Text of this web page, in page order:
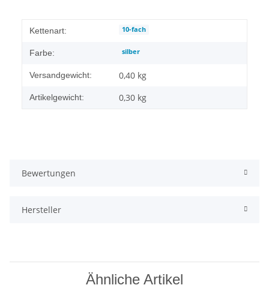
Kettenart: 10-fach
Farbe: silber
Versandgewicht: 0,40 kg
Artikelgewicht: 0,30 kg
Bewertungen
Hersteller
Ähnliche Artikel